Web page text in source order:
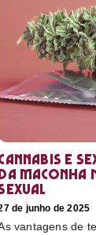
e
maconha
de junho de 2025
vantagens de